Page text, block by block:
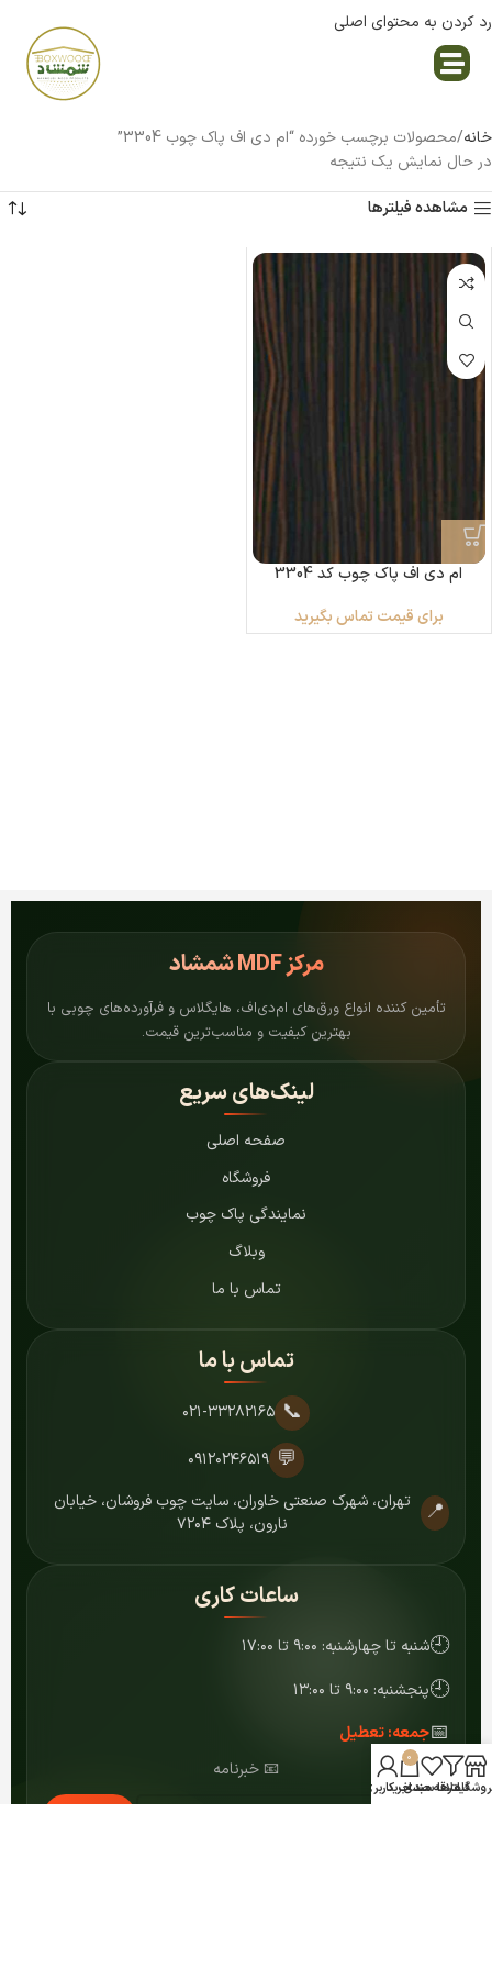
رد کردن به محتوای اصلی
خانه محصولات برچسب خورده “ام دی اف پاک چوب 3304”
در حال نمایش یک نتیجه
مشاهده فیلترها
ام دی اف پاک چوب کد 3304
برای قیمت تماس بگیرید
مرکزMDF شمشاد
تأمین کننده انواع ورق‌های ام‌دی‌اف، هایگلاس و فرآورده‌های چوبی با
بهترین کیفیت و مناسب‌ترین قیمت.
لینک‌های سریع
صفحه اصلی
فروشگاه
نمایندگی پاک چوب
وبلاگ
تماس با ما
تماس با ما
📞 ۰۲۱-۳۳۲۸۲۱۶۵
💬 ۰۹۱۲۰۲۴۶۵۱۹
📍
تهران، شهرک صنعتی خاوران، سایت چوب فروشان، خیابان
نارون، پلاک ۷۲۰۴
ساعات کاری
🕘شنبه تا چهارشنبه: ۹:۰۰ تا ۱۷:۰۰
🕘پنجشنبه: ۹:۰۰ تا ۱۳:۰۰
📅جمعه: تعطیل
📧 خبرنامه
فیلترها
علاقه مندی
0
سبد خرید
حساب کاربری من